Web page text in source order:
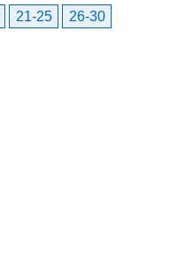
21-25 26-30